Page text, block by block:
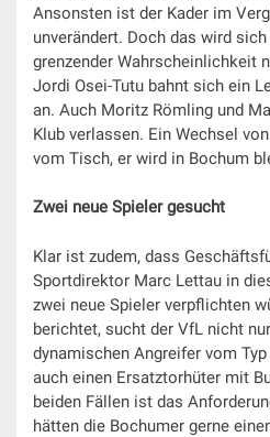
Ansonsten ist der Kader im
unverändert. Doch das wird
grenzender Wahrscheinlichkeit
Jordi Osei-Tutu bahnt sich ein
an. Auch Moritz Römling und
Klub verlassen. Ein Wechsel
vom Tisch, er wird in Bochum
Zwei neue Spieler gesucht
Klar ist zudem, dass
Sportdirektor Marc Lettau in
zwei neue Spieler verpflichten
berichtet, sucht der VfL nicht
dynamischen Angreifer vom
auch einen Ersatztorhüter mit
beiden Fällen ist das
hätten die Bochumer gerne